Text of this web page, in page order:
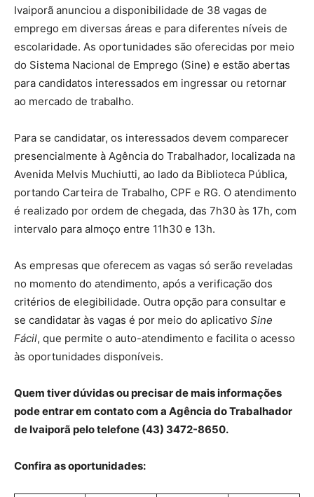
Ivaiporã anunciou a disponibilidade de 38 vagas de
emprego em diversas áreas e para diferentes níveis de
escolaridade. As oportunidades são oferecidas por meio
do Sistema Nacional de Emprego (Sine) e estão abertas
para candidatos interessados em ingressar ou retornar
ao mercado de trabalho.
Para se candidatar, os interessados devem comparecer
presencialmente à Agência do Trabalhador, localizada na
Avenida Melvis Muchiutti, ao lado da Biblioteca Pública,
portando Carteira de Trabalho, CPF e RG. O atendimento
é realizado por ordem de chegada, das 7h30 às 17h, com
intervalo para almoço entre 11h30 e 13h.
As empresas que oferecem as vagas só serão reveladas
no momento do atendimento, após a verificação dos
critérios de elegibilidade. Outra opção para consultar e
se candidatar às vagas é por meio do aplicativo Sine
Fácil, que permite o auto-atendimento e facilita o acesso
às oportunidades disponíveis.
Quem tiver dúvidas ou precisar de mais informações
pode entrar em contato com a Agência do Trabalhador
de Ivaiporã pelo telefone (43) 3472-8650.
Confira as oportunidades: